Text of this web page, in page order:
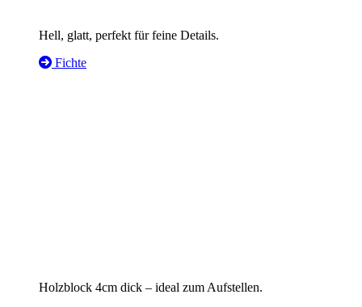
Hell, glatt, perfekt für feine Details.
Fichte
Holzblock 4cm dick – ideal zum Aufstellen.